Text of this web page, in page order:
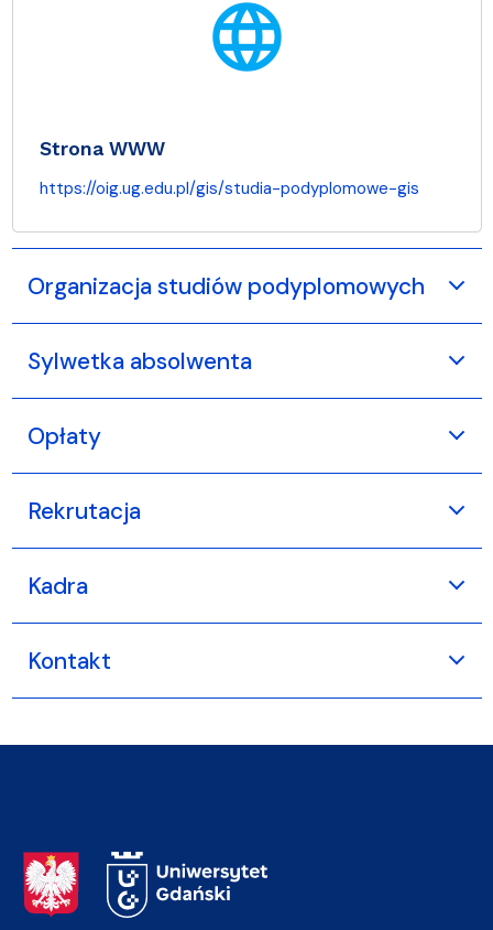
language
Strona WWW
https://oig.ug.edu.pl/gis/studia-podyplomowe-gis
Organizacja studiów podyplomowych
Sylwetka absolwenta
Opłaty
Rekrutacja
Kadra
Kontakt
Adres Rektoratu